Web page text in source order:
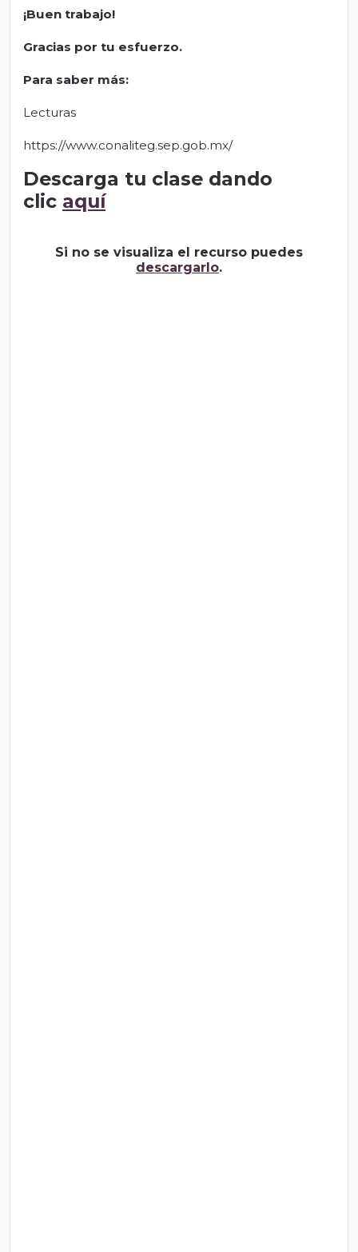
¡Buen trabajo!
Gracias por tu esfuerzo.
Para saber más:
Lecturas
https://www.conaliteg.sep.gob.mx/
Descarga tu clase dando
clic aquí
Si no se visualiza el recurso puedes
descargarlo.